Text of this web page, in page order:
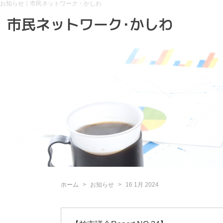
お知らせ｜市民ネットワーク・かしわ
ホーム お知らせ 16 1月 2024